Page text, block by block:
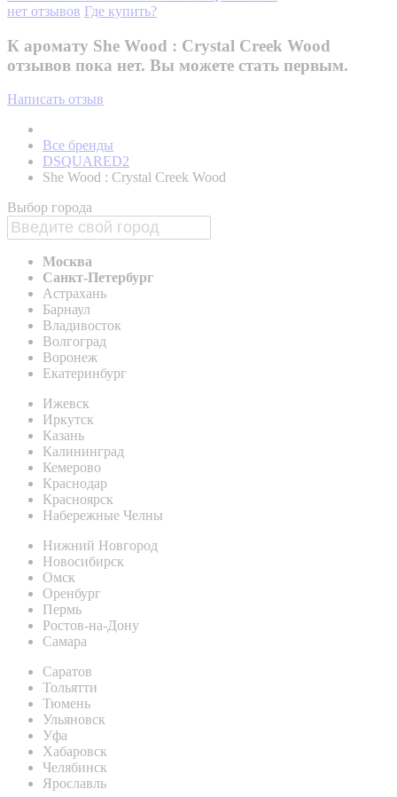
нет отзывов Где купить?
К аромату She Wood : Crystal Creek Wood
отзывов пока нет. Вы можете стать первым.
Написать отзыв
Все бренды
DSQUARED2
She Wood : Crystal Creek Wood
Выбор города
Москва
Санкт-Петербург
Астрахань
Барнаул
Владивосток
Волгоград
Воронеж
Екатеринбург
Ижевск
Иркутск
Казань
Калининград
Кемерово
Краснодар
Красноярск
Набережные Челны
Нижний Новгород
Новосибирск
Омск
Оренбург
Пермь
Ростов-на-Дону
Самара
Саратов
Тольятти
Тюмень
Ульяновск
Уфа
Хабаровск
Челябинск
Ярославль